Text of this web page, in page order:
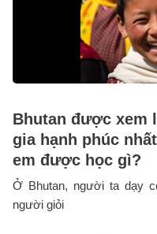
Bhutan được xem
gia hạnh phúc
em được học gì?
Ở Bhutan, người ta dạy
người giỏi